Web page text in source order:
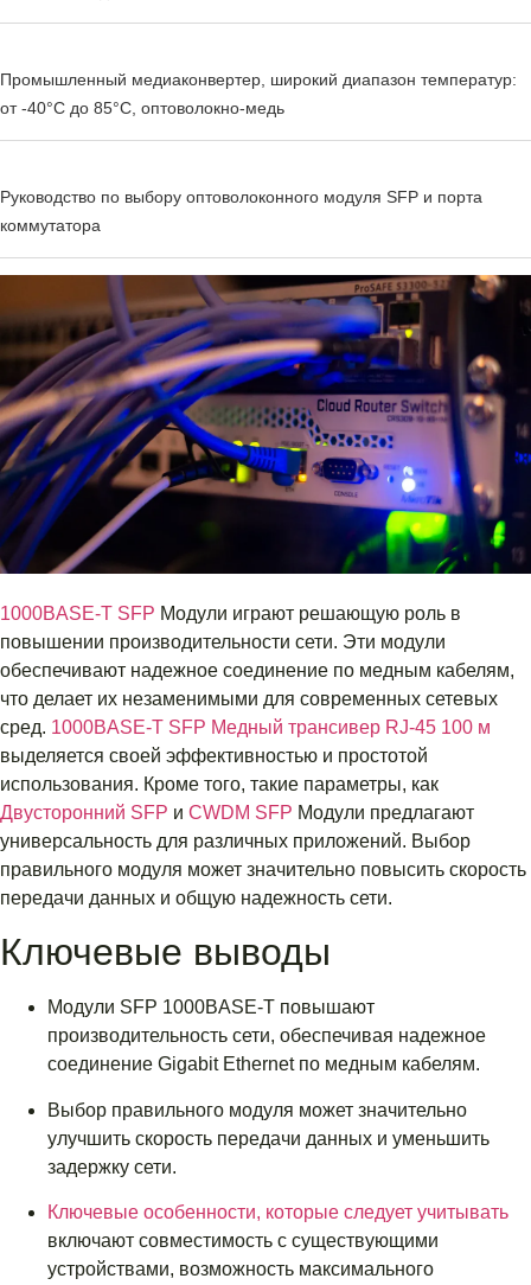
Промышленный медиаконвертер, широкий диапазон температур:
от -40°C до 85°C, оптоволокно-медь
Руководство по выбору оптоволоконного модуля SFP и порта
коммутатора
1000BASE-T SFP Модули играют решающую роль в
повышении производительности сети. Эти модули
обеспечивают надежное соединение по медным кабелям,
что делает их незаменимыми для современных сетевых
сред. 1000BASE-T SFP Медный трансивер RJ-45 100 м
выделяется своей эффективностью и простотой
использования. Кроме того, такие параметры, как
Двусторонний SFP и CWDM SFP Модули предлагают
универсальность для различных приложений. Выбор
правильного модуля может значительно повысить скорость
передачи данных и общую надежность сети.
Ключевые выводы
Модули SFP 1000BASE-T повышают
производительность сети, обеспечивая надежное
соединение Gigabit Ethernet по медным кабелям.
Выбор правильного модуля может значительно
улучшить скорость передачи данных и уменьшить
задержку сети.
Ключевые особенности, которые следует учитывать
включают совместимость с существующими
устройствами, возможность максимального